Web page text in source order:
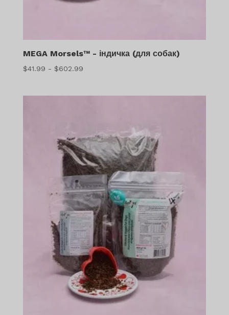
MEGA Morsels™ - індичка (для собак)
$41.99 - $602.99Діапазон